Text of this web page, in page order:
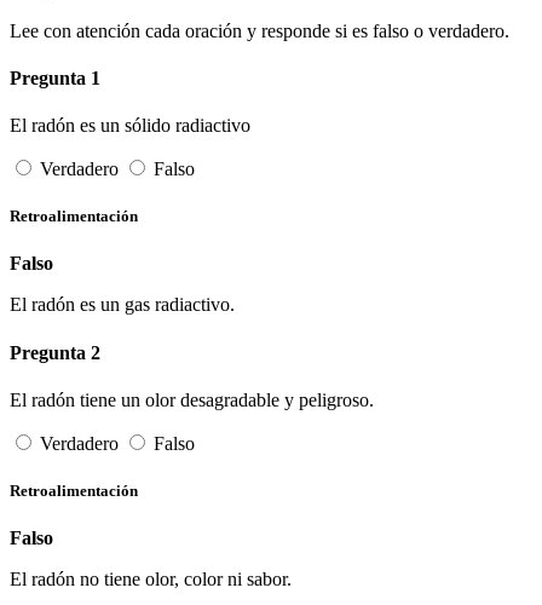
Lee con atención cada oración y responde si es falso o verdadero.
Pregunta 1
El radón es un sólido radiactivo
Verdadero Falso
Retroalimentación
Falso
El radón es un gas radiactivo.
Pregunta 2
El radón tiene un olor desagradable y peligroso.
Verdadero Falso
Retroalimentación
Falso
El radón no tiene olor, color ni sabor.